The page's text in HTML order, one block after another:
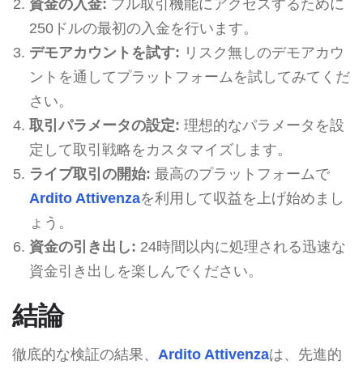
資金の入金: フル取引機能にアクセスするために
250ドルの最初の入金を行います。
デモアカウントを試す: リスク無しのデモアカウ
ントを通してプラットフォームを試してみてくだ
さい。
取引パラメータの設定: 理想的なパラメータを設
定して取引戦略をカスタマイズします。
ライブ取引の開始: 最高のプラットフォームで
Ardito Attivenzaを利用して収益を上げ始めまし
ょう。
資金の引き出し: 24時間以内に処理される迅速な
資金引き出しを楽しんでください。
結論
徹底的な検証の結果、 Ardito Attivenzaは、先進的